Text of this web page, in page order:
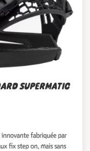
SUPERMATIC
fabriquée par
fix step on, mais sans